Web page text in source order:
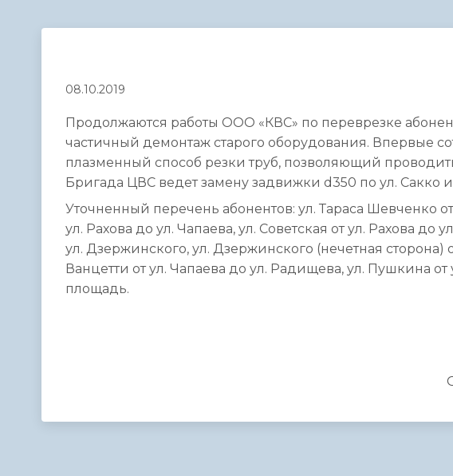
администрации
08.10.2019
Продолжаются работы ООО «КВС» по переврезке
частичный демонтаж старого оборудования. Впервые
плазменный способ резки труб, позволяющий
Бригада ЦВС ведет замену задвижки d350 по ул. Сакко и
Уточненный перечень абонентов: ул. Тараса Шевченко
ул. Рахова до ул. Чапаева, ул. Советская от ул. Рахова
ул. Дзержинского, ул. Дзержинского (нечетная сторона)
Ванцетти от ул. Чапаева до ул. Радищева, ул. Пушкина от
площадь.